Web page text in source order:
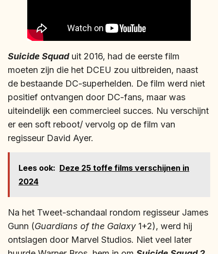
Suicide Squaduit 2016, had de eerste film
moeten zijn die het DCEU zou uitbreiden, naast
de bestaande DC-superhelden. De film werd niet
positief ontvangen door DC-fans, maar was
uiteindelijk een commercieel succes. Nu verschijnt
er een soft reboot/ vervolg op de film van
regisseur David Ayer.
Lees ook: Deze 25 toffe films verschijnen in
2024
Na het Tweet-schandaal rondom regisseur James
Gunn (Guardians of the Galaxy1+2), werd hij
ontslagen door Marvel Studios. Niet veel later